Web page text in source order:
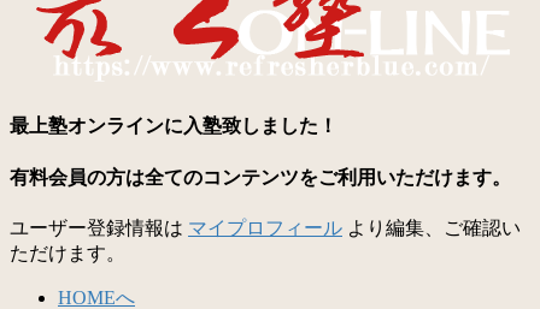
最上塾オンラインに入塾致しました！
有料会員の方は全てのコンテンツをご利用いただけます。
ユーザー登録情報は マイプロフィール より編集、ご確認い
ただけます。
HOMEへ